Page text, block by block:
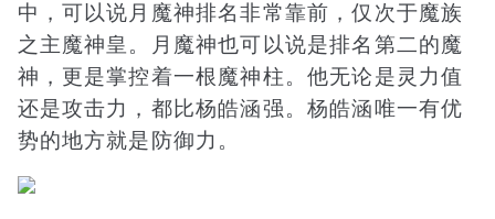
中，可以说月魔神排名非常靠前，仅次于魔族
之主魔神皇。月魔神也可以说是排名第二的魔
神，更是掌控着一根魔神柱。他无论是灵力值
还是攻击力，都比杨皓涵强。杨皓涵唯一有优
势的地方就是防御力。